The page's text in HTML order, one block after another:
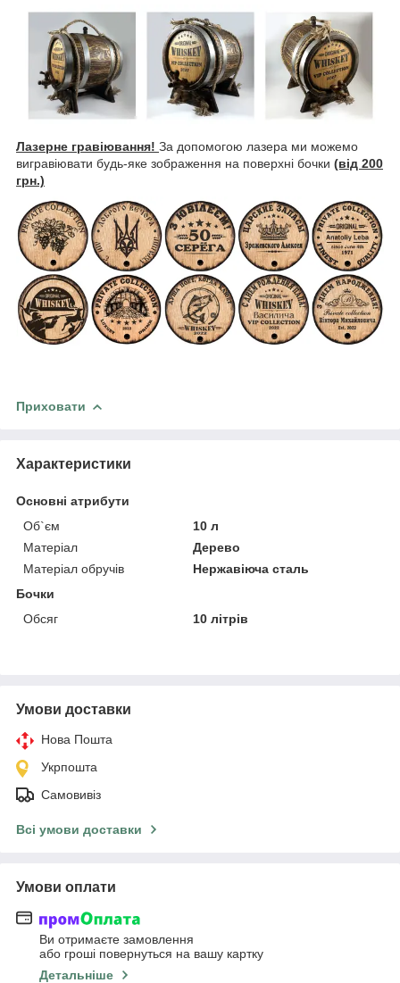
Лазерне гравіювання! За допомогою лазера ми можемо
вигравіювати будь-яке зображення на поверхні бочки (від 200
грн.)
Приховати
Характеристики
Основні атрибути
Об`єм
10 л
Матеріал
Дерево
Матеріал обручів
Нержавіюча сталь
Бочки
Обсяг
10 літрів
Умови доставки
Нова Пошта
Укрпошта
Самовивіз
Всі умови доставки
Умови оплати
Ви отримаєте замовлення
або гроші повернуться на вашу картку
Детальніше